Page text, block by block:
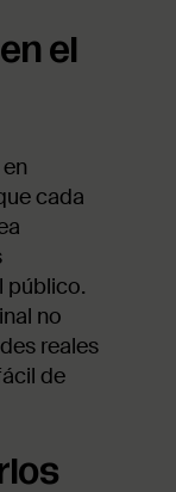
el
cada
público.
no
reales
de